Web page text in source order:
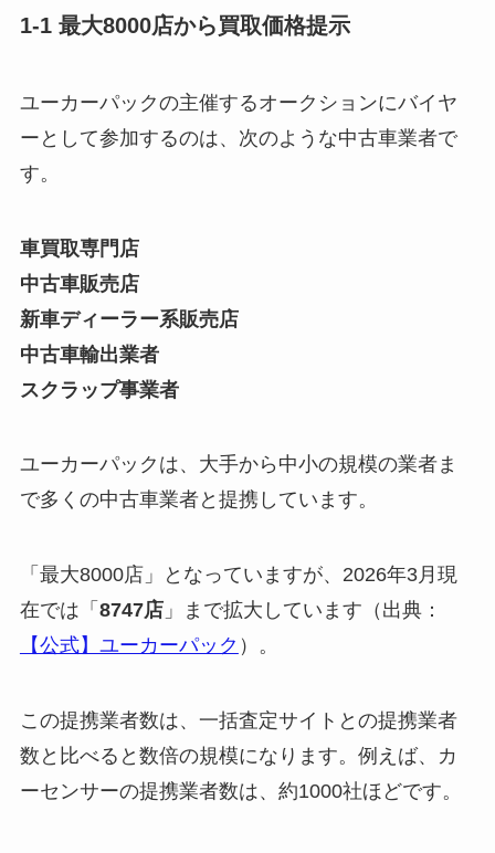
1-1 最大8000店から買取価格提示
ユーカーパックの主催するオークションにバイヤ
ーとして参加するのは、次のような中古車業者で
す。
車買取専門店
中古車販売店
新車ディーラー系販売店
中古車輸出業者
スクラップ事業者
ユーカーパックは、大手から中小の規模の業者ま
で多くの中古車業者と提携しています。
「最大8000店」となっていますが、2026年3月現
在では「 8747店」まで拡大しています（出典：
【公式】ユーカーパック ）。
この提携業者数は、一括査定サイトとの提携業者
数と比べると数倍の規模になります。例えば、カ
ーセンサーの提携業者数は、約1000社ほどです。